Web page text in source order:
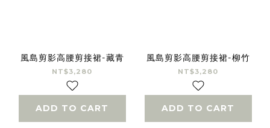
風島剪影高腰剪接裙-藏青
NT$3,280
ADD TO CART
風島剪影高腰剪接裙-柳竹
NT$3,280
ADD TO CART